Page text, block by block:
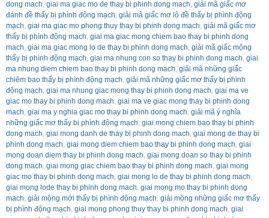
dong mach, giai ma giac mo de thay bi phinh dong mach, giải mã giấc mơ
đánh đề thấy bị phình động mạch, giải mã giấc mơ lô đề thấy bị phình động
mạch, giai ma giac mo phong thuy thay bi phinh dong mach, giải mã giấc mơ
thấy bị phình động mạch, giai ma giac mong chiem bao thay bi phinh dong
mach, giai ma giac mong lo de thay bi phinh dong mach, giải mã giấc mộng
thấy bị phình động mạch, giai ma nhung con so thay bi phinh dong mach, giai
ma nhung diem chiem bao thay bi phinh dong mach, giải mã những giấc
chiêm bao thấy bị phình động mạch, giải mã những giấc mơ thấy bị phình
động mạch, giai ma nhung giac mong thay bi phinh dong mach, giai ma ve
giac mo thay bi phinh dong mach, giai ma ve giac mong thay bi phinh dong
mach, giai ma y nghia giac mo thay bi phinh dong mach, giải mã ý nghĩa
những giấc mơ thấy bị phình động mạch, giai mong chiem bao thay bi phinh
dong mach, giai mong danh de thay bi phinh dong mach, giai mong de thay bi
phinh dong mach, giai mong diem chiem bao thay bi phinh dong mach, giai
mong doan diem thay bi phinh dong mach, giai mong doan so thay bi phinh
dong mach, giai mong giac chiem bao thay bi phinh dong mach, giai mong
giac mo thay bi phinh dong mach, giai mong lo de thay bi phinh dong mach,
giai mong lode thay bi phinh dong mach, giai mong mo thay bi phinh dong
mach, giải mộng mới thấy bị phình động mạch, giải mộng những giấc mơ thấy
bị phình động mạch, giai mong phong thuy thay bi phinh dong mach, giai